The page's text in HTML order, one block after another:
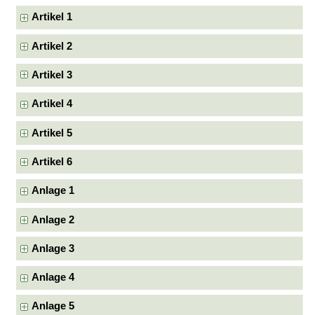
Artikel 1
Artikel 2
Artikel 3
Artikel 4
Artikel 5
Artikel 6
Anlage 1
Anlage 2
Anlage 3
Anlage 4
Anlage 5